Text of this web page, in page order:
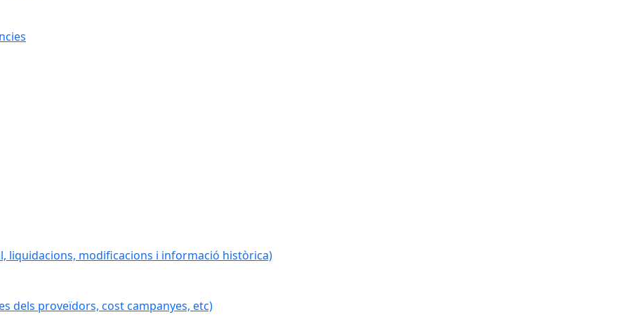
liquidacions, modificacions i informació històrica)
dels proveïdors, cost campanyes, etc)